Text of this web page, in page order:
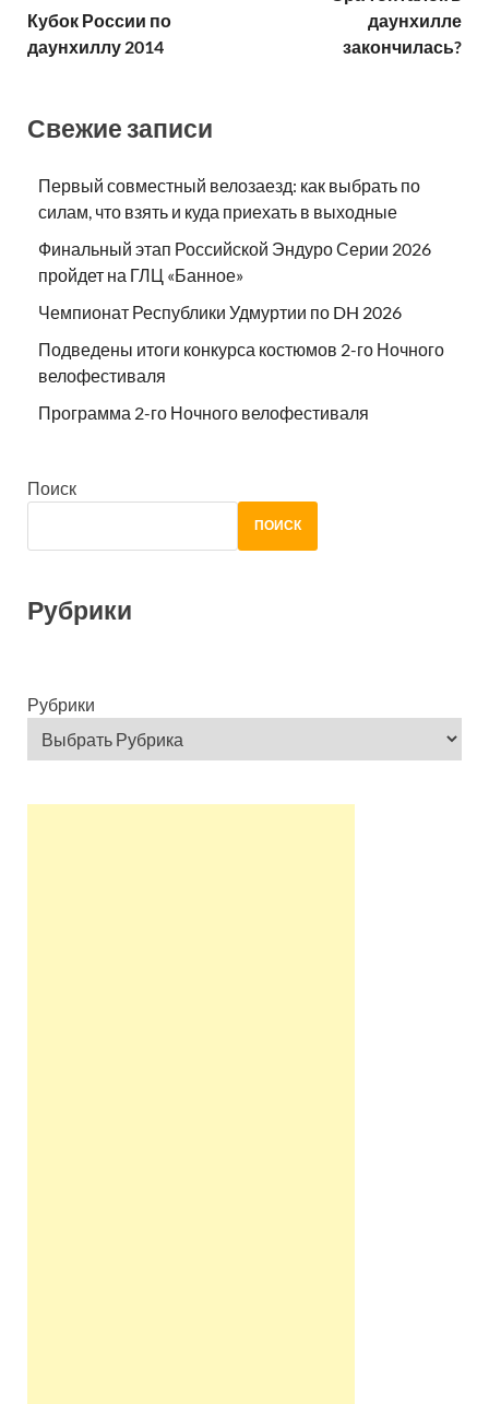
Кубок России по
даунхиллу 2014
даунхилле
закончилась?
Свежие записи
Первый совместный велозаезд: как выбрать по
силам, что взять и куда приехать в выходные
Финальный этап Российской Эндуро Серии 2026
пройдет на ГЛЦ «Банное»
Чемпионат Республики Удмуртии по DH 2026
Подведены итоги конкурса костюмов 2-го Ночного
велофестиваля
Программа 2-го Ночного велофестиваля
Поиск
ПОИСК
Рубрики
Рубрики